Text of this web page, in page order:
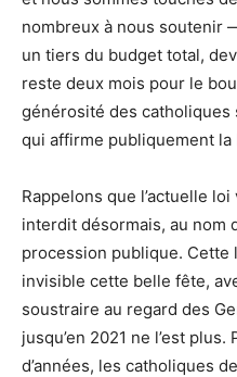
nombreux à nous soutenir
un tiers du budget total,
reste deux mois pour le
générosité des catholiques
qui affirme publiquement la
Rappelons que l’actuelle
interdit désormais, au nom
procession publique.
invisible cette belle fête,
soustraire au regard des
jusqu’en 2021 ne l’est
d’années, les catholiques